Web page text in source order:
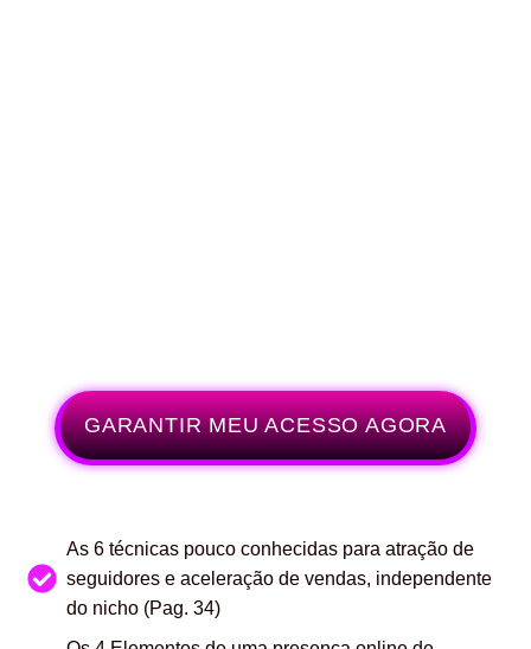
GARANTIR MEU ACESSO AGORA
As 6 técnicas pouco conhecidas para atração de
seguidores e aceleração de vendas, independente
do nicho (Pag. 34)